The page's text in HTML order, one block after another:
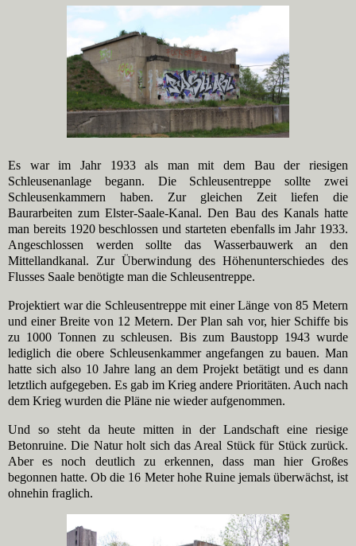
Es war im Jahr 1933 als man mit dem Bau der riesigen
Schleusenanlage begann. Die Schleusentreppe sollte zwei
Schleusenkammern haben. Zur gleichen Zeit liefen die
Baurarbeiten zum Elster-Saale-Kanal. Den Bau des Kanals hatte
man bereits 1920 beschlossen und starteten ebenfalls im Jahr 1933.
Angeschlossen werden sollte das Wasserbauwerk an den
Mittellandkanal. Zur Überwindung des Höhenunterschiedes des
Flusses Saale benötigte man die Schleusentreppe.
Projektiert war die Schleusentreppe mit einer Länge von 85 Metern
und einer Breite von 12 Metern. Der Plan sah vor, hier Schiffe bis
zu 1000 Tonnen zu schleusen. Bis zum Baustopp 1943 wurde
lediglich die obere Schleusenkammer angefangen zu bauen. Man
hatte sich also 10 Jahre lang an dem Projekt betätigt und es dann
letztlich aufgegeben. Es gab im Krieg andere Prioritäten. Auch nach
dem Krieg wurden die Pläne nie wieder aufgenommen.
Und so steht da heute mitten in der Landschaft eine riesige
Betonruine. Die Natur holt sich das Areal Stück für Stück zurück.
Aber es noch deutlich zu erkennen, dass man hier Großes
begonnen hatte. Ob die 16 Meter hohe Ruine jemals überwächst, ist
ohnehin fraglich.